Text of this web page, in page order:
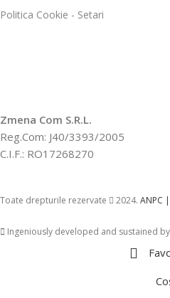
Politica Cookie - Setari
Zmena Com S.R.L.
Reg.Com: J40/3393/2005
C.I.F.: RO17268270
Toate drepturile rezervate 2024. ANPC |
Ingeniously developed and sustained by